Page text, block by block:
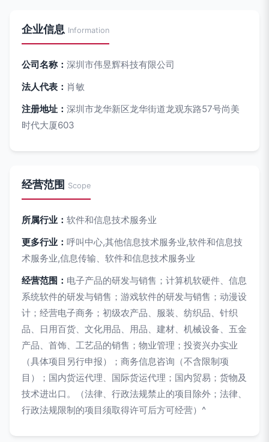
企业信息 Information
公司名称： 深圳市伟昱辉科技有限公司
法人代表： 肖敏
注册地址： 深圳市龙华新区龙华街道龙观东路57号尚美
时代大厦603
经营范围 Scope
所属行业： 软件和信息技术服务业
更多行业： 呼叫中心,其他信息技术服务业,软件和信息技
术服务业,信息传输、软件和信息技术服务业
经营范围： 电子产品的研发与销售；计算机软硬件、信息
系统软件的研发与销售；游戏软件的研发与销售；动漫设
计；经营电子商务；初级农产品、服装、纺织品、针织
品、日用百货、文化用品、用品、建材、机械设备、五金
产品、首饰、工艺品的销售；物业管理；投资兴办实业
（具体项目另行申报）；商务信息咨询（不含限制项
目）；国内货运代理、国际货运代理；国内贸易；货物及
技术进出口。（法律、行政法规禁止的项目除外；法律、
行政法规限制的项目须取得许可后方可经营）^